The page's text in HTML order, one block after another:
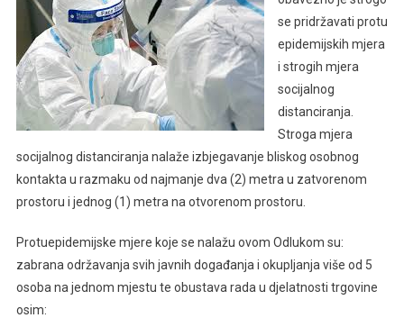
se pridržavati protu
epidemijskih mjera
i strogih mjera
socijalnog
distanciranja.
Stroga mjera
socijalnog distanciranja nalaže izbjegavanje bliskog osobnog
kontakta u razmaku od najmanje dva (2) metra u zatvorenom
prostoru i jednog (1) metra na otvorenom prostoru.
Protuepidemijske mjere koje se nalažu ovom Odlukom su:
zabrana održavanja svih javnih događanja i okupljanja više od 5
osoba na jednom mjestu te obustava rada u djelatnosti trgovine
osim: